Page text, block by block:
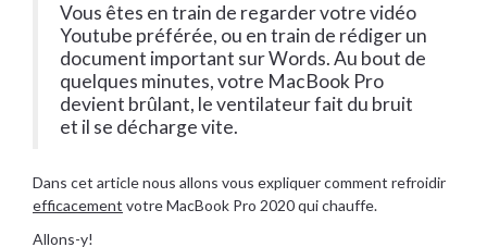
Vous êtes en train de regarder votre vidéo
Youtube préférée, ou en train de rédiger un
document important sur Words. Au bout de
quelques minutes, votre MacBook Pro
devient brûlant, le ventilateur fait du bruit
et il se décharge vite.
Dans cet article nous allons vous expliquer comment refroidir
efficacement votre MacBook Pro 2020 qui chauffe.
Allons-y!